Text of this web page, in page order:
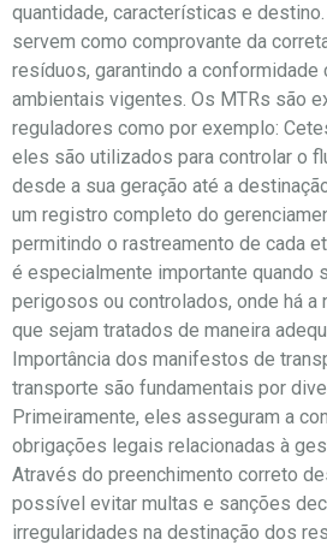
quantidade, características e
servem como comprovante da
resíduos, garantindo a
ambientais vigentes. Os MTRs são
reguladores como por exemplo:
eles são utilizados para controlar o
desde a sua geração até a
um registro completo do
permitindo o rastreamento de cada
é especialmente importante quando
perigosos ou controlados, onde há a
que sejam tratados de maneira
Importância dos manifestos de
transporte são fundamentais por
Primeiramente, eles asseguram a
obrigações legais relacionadas à
Através do preenchimento correto
possível evitar multas e sanções
irregularidades na destinação dos